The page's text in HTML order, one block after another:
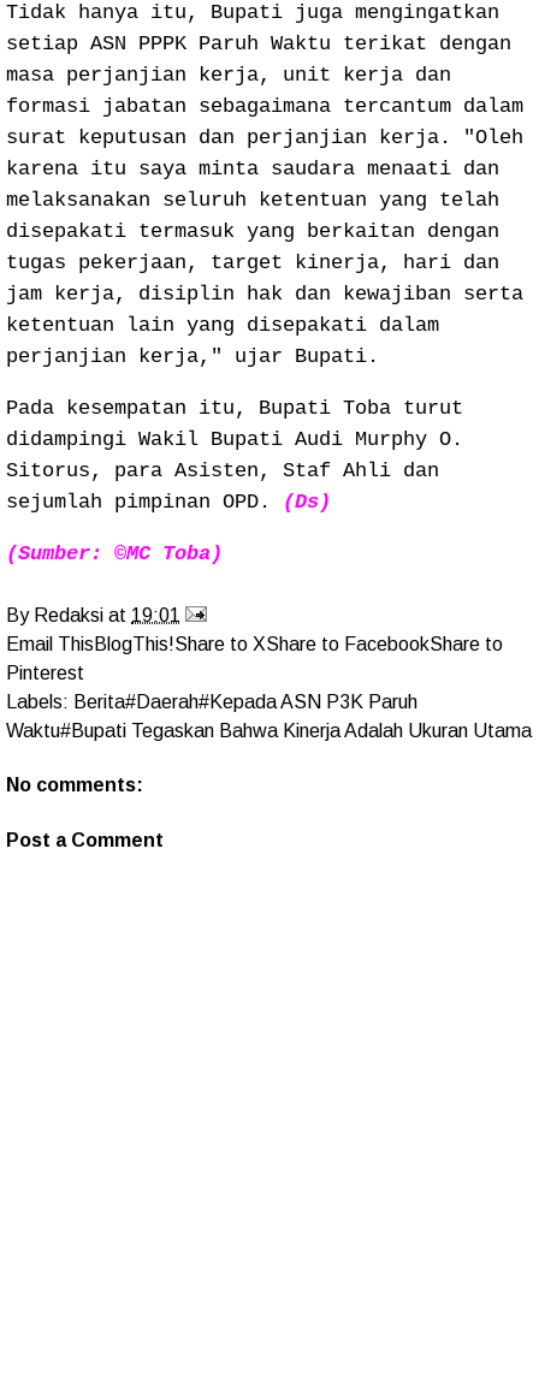
Tidak hanya itu, Bupati juga mengingatkan
setiap ASN PPPK Paruh Waktu terikat dengan
masa perjanjian kerja, unit kerja dan
formasi jabatan sebagaimana tercantum dalam
surat keputusan dan perjanjian kerja. "Oleh
karena itu saya minta saudara menaati dan
melaksanakan seluruh ketentuan yang telah
disepakati termasuk yang berkaitan dengan
tugas pekerjaan, target kinerja, hari dan
jam kerja, disiplin hak dan kewajiban serta
ketentuan lain yang disepakati dalam
perjanjian kerja," ujar Bupati.
Pada kesempatan itu, Bupati Toba turut
didampingi Wakil Bupati Audi Murphy O.
Sitorus, para Asisten, Staf Ahli dan
sejumlah pimpinan OPD.
(Ds)
(Sumber: ©MC Toba)
By Redaksi at 19:01
Email This BlogThis!Share to XShare to FacebookShare to
Pinterest
Labels: Berita#Daerah#Kepada ASN P3K Paruh
Waktu#Bupati Tegaskan Bahwa Kinerja Adalah Ukuran Utama
No comments:
Post a Comment